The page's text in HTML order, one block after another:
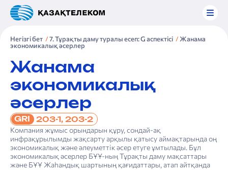
Негізгі бет 7. Тұрақты даму туралы есеп: G аспектісі
Жанама
экономикалық әсерлер
Жанама
экономикалық
әсерлер
GRI 203-1, 203-2
Компания жұмыс орындарын құру, сондай-ақ
инфрақұрылымды жақсарту арқылы қатысу аймақтарында оң
экономикалық және әлеуметтік әсер етуге ұмтылады. Бұл
экономикалық әсерлер БҰҰ-ның Тұрақты даму мақсаттары
және БҰҰ Жаһандық шартының қағидаттары, атап айтқанда